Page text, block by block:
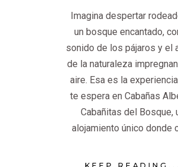
Imagina despertar
un bosque encantado,
sonido de los pájaros y el
de la naturaleza
aire. Esa es la
te espera en Cabañas
Cabañitas del Bosque,
alojamiento único donde